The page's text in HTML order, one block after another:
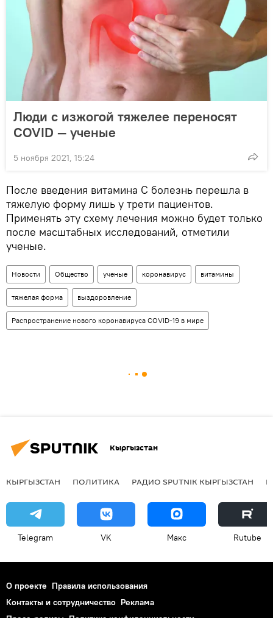
Люди с изжогой тяжелее переносят
COVID — ученые
5 ноября 2021, 15:24
После введения витамина С болезнь перешла в
тяжелую форму лишь у трети пациентов.
Применять эту схему лечения можно будет только
после масштабных исследований, отметили
ученые.
Новости Общество ученые коронавирус витамины
тяжелая форма выздоровление
Распространение нового коронавируса COVID-19 в мире
Кыргызстан
КЫРГЫЗСТАН ПОЛИТИКА РАДИО SPUTNIK КЫРГЫЗСТАН
Telegram VK Макс Rutube
О проекте Правила использования
Контакты и сотрудничество Реклама